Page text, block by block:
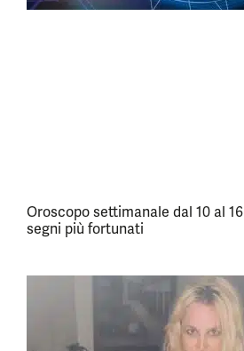
Oroscopo settimanale dal 10 al
segni più fortunati